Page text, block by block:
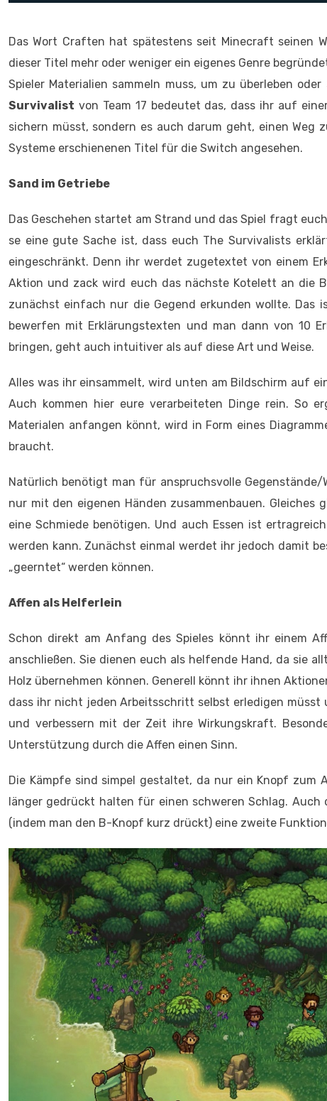
Das Wort Craften hat spätestens seit Minecraft seinen
dieser Titel mehr oder weniger ein eigenes Genre
Spieler Materialien sammeln muss, um zu überleben
Survivalist von Team 17 bedeutet das, dass ihr auf
sichern müsst, sondern es auch darum geht, einen Weg
Systeme erschienenen Titel für die Switch angesehen.
Sand im Getriebe
Das Geschehen startet am Strand und das Spiel fragt
se eine gute Sache ist, dass euch The Survivalists
eingeschränkt. Denn ihr werdet zugetextet von einem
Aktion und zack wird euch das nächste Kotelett an die
zunächst einfach nur die Gegend erkunden wollte. Das
bewerfen mit Erklärungstexten und man dann von 10
bringen, geht auch intuitiver als auf diese Art und Weise.
Alles was ihr einsammelt, wird unten am Bildschirm auf
Auch kommen hier eure verarbeiteten Dinge rein. So
Materialen anfangen könnt, wird in Form eines
braucht.
Natürlich benötigt man für anspruchsvolle
nur mit den eigenen Händen zusammenbauen.
eine Schmiede benötigen. Und auch Essen ist
werden kann. Zunächst einmal werdet ihr jedoch damit
„geerntet“ werden können.
Affen als Helferlein
Schon direkt am Anfang des Spieles könnt ihr einem
anschließen. Sie dienen euch als helfende Hand, da sie
Holz übernehmen können. Generell könnt ihr ihnen
dass ihr nicht jeden Arbeitsschritt selbst erledigen
und verbessern mit der Zeit ihre Wirkungskraft.
Unterstützung durch die Affen einen Sinn.
Die Kämpfe sind simpel gestaltet, da nur ein Knopf
länger gedrückt halten für einen schweren Schlag.
(indem man den B-Knopf kurz drückt) eine zweite